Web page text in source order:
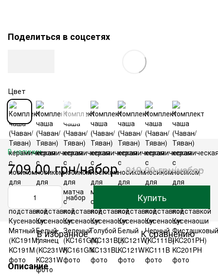
Поделиться в соцсетях
Цвет
В наличии
709.00 грн/набор 819.00 грн/набор
набор Купить
В избранное К сравнению
Описание